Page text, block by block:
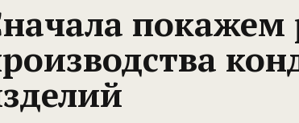
покажем